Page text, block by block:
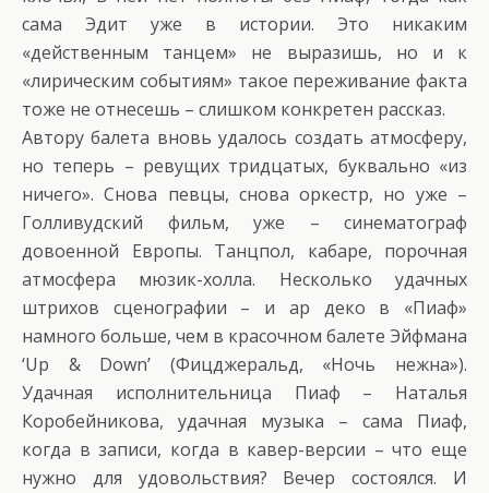
сама Эдит уже в истории. Это никаким
«действенным танцем» не выразишь, но и к
«лирическим событиям» такое переживание факта
тоже не отнесешь – слишком конкретен рассказ.
Автору балета вновь удалось создать атмосферу,
но теперь – ревущих тридцатых, буквально «из
ничего». Снова певцы, снова оркестр, но уже –
Голливудский фильм, уже – синематограф
довоенной Европы. Танцпол, кабаре, порочная
атмосфера мюзик-холла. Несколько удачных
штрихов сценографии – и ар деко в «Пиаф»
намного больше, чем в красочном балете Эйфмана
‘Up & Down’ (Фицджеральд, «Ночь нежна»).
Удачная исполнительница Пиаф – Наталья
Коробейникова, удачная музыка – сама Пиаф,
когда в записи, когда в кавер-версии – что еще
нужно для удовольствия? Вечер состоялся. И